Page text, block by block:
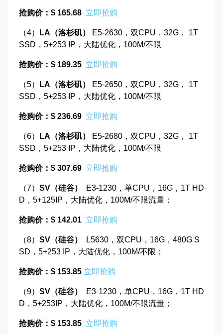
抢购价：$ 165.68 立即抢购
（4） LA （洛杉矶）
E5-2630，双CPU，32G， 1T
SSD，5+253 IP，大陆优化，100M/不限
抢购价：$ 189.35 立即抢购
（5） LA （洛杉矶）
E5-2650，双CPU，32G， 1T
SSD，5+253 IP，大陆优化，100M/不限
抢购价：$ 236.69 立即抢购
（6） LA （洛杉矶）
E5-2680，双CPU，32G， 1T
SSD，5+253 IP，大陆优化，100M/不限
抢购价：$ 307.69 立即抢购
（7） SV （硅谷）
E3-1230，单CPU，16G，1T HD
D，5+125IP，大陆优化，100M/不限流量；
抢购价：$ 142.01 立即抢购
（8） SV （硅谷）
L5630，双CPU，16G，480G S
SD，5+253 IP，大陆优化，100M/不限；
抢购价：$ 153.85 立即抢购
（9） SV （硅谷）
E3-1230，单CPU，16G，1T HD
D，5+253IP，大陆优化，100M/不限流量；
抢购价：$ 153.85 立即抢购